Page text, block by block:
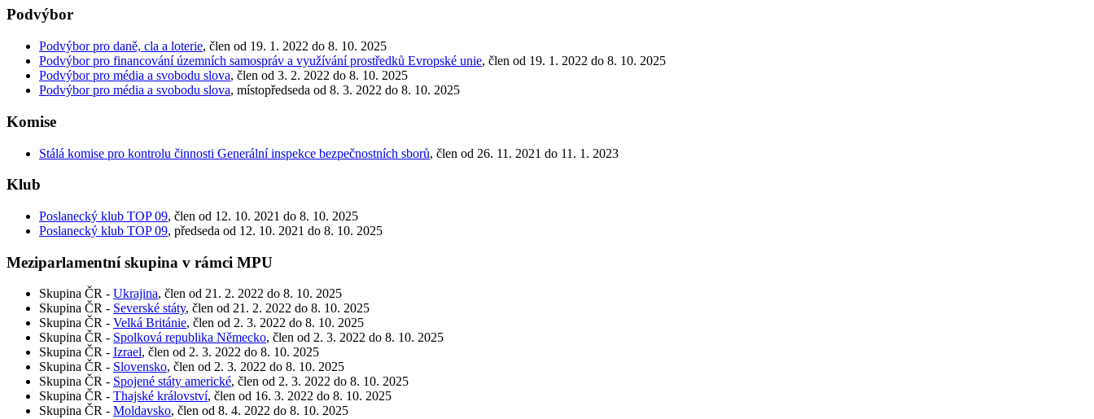
Podvýbor
Podvýbor pro daně, cla a loterie, člen od 19. 1. 2022 do 8. 10. 2025
Podvýbor pro financování územních samospráv a využívání prostředků Evropské unie, člen od 19. 1. 2022 do 8. 10. 2025
Podvýbor pro média a svobodu slova, člen od 3. 2. 2022 do 8. 10. 2025
Podvýbor pro média a svobodu slova, místopředseda od 8. 3. 2022 do 8. 10. 2025
Komise
Stálá komise pro kontrolu činnosti Generální inspekce bezpečnostních sborů, člen od 26. 11. 2021 do 11. 1. 2023
Klub
Poslanecký klub TOP 09, člen od 12. 10. 2021 do 8. 10. 2025
Poslanecký klub TOP 09, předseda od 12. 10. 2021 do 8. 10. 2025
Meziparlamentní skupina v rámci MPU
Skupina ČR - Ukrajina, člen od 21. 2. 2022 do 8. 10. 2025
Skupina ČR - Severské státy, člen od 21. 2. 2022 do 8. 10. 2025
Skupina ČR - Velká Británie, člen od 2. 3. 2022 do 8. 10. 2025
Skupina ČR - Spolková republika Německo, člen od 2. 3. 2022 do 8. 10. 2025
Skupina ČR - Izrael, člen od 2. 3. 2022 do 8. 10. 2025
Skupina ČR - Slovensko, člen od 2. 3. 2022 do 8. 10. 2025
Skupina ČR - Spojené státy americké, člen od 2. 3. 2022 do 8. 10. 2025
Skupina ČR - Thajské království, člen od 16. 3. 2022 do 8. 10. 2025
Skupina ČR - Moldavsko, člen od 8. 4. 2022 do 8. 10. 2025